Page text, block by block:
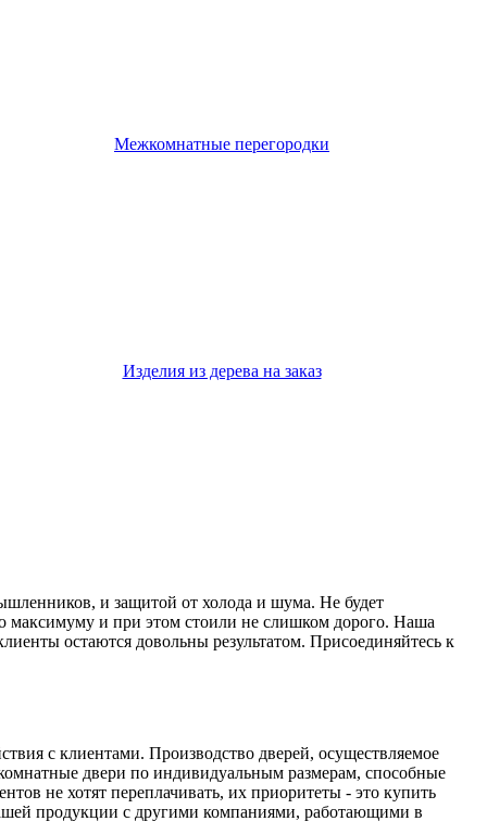
Межкомнатные перегородки
Изделия из дерева на заказ
и защитой от холода и шума. Не будет
максимуму и при этом стоили не слишком дорого. Наша
остаются довольны результатом. Присоединяйтесь к
с клиентами. Производство дверей, осуществляемое
двери по индивидуальным размерам, способные
не хотят переплачивать, их приоритеты - это купить
продукции с другими компаниями, работающими в